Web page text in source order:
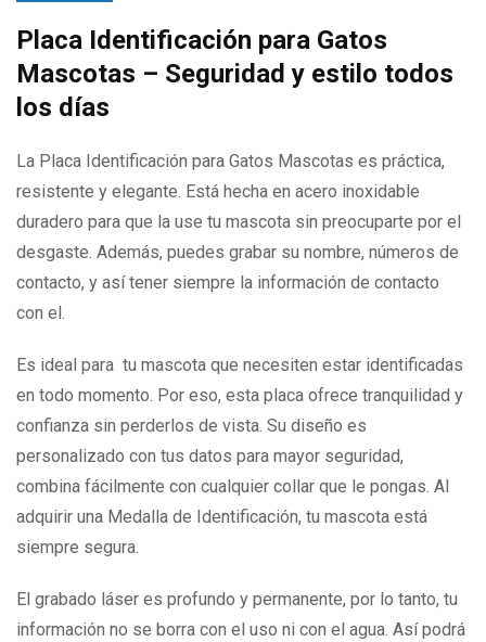
Placa Identificación para Gatos
Mascotas – Seguridad y estilo todos
los días
La Placa Identificación para Gatos Mascotas es práctica,
resistente y elegante. Está hecha en acero inoxidable
duradero para que la use tu mascota sin preocuparte por el
desgaste. Además, puedes grabar su nombre, números de
contacto, y así tener siempre la información de contacto
con el.
Es ideal para tu mascota que necesiten estar identificadas
en todo momento. Por eso, esta placa ofrece tranquilidad y
confianza sin perderlos de vista. Su diseño es
personalizado con tus datos para mayor seguridad,
combina fácilmente con cualquier collar que le pongas. Al
adquirir una Medalla de Identificación, tu mascota está
siempre segura.
El grabado láser es profundo y permanente, por lo tanto, tu
información no se borra con el uso ni con el agua. Así podrá